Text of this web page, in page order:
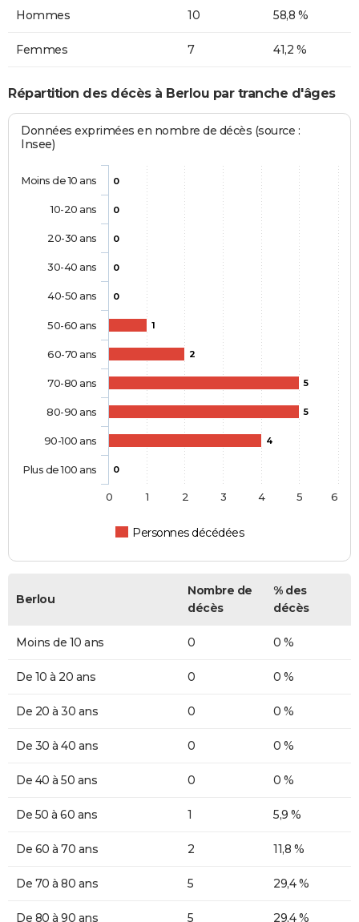
Hommes 10 58,8 %
Femmes 7 41,2 %
Répartition des décès à Berlou par tranche d'âges
Données exprimées en nombre de décès (source :
Insee)
0
0
0
0
0
1
2
5
5
4
0
Personnes décédées
Moins de 10 ans
10-20 ans
20-30 ans
30-40 ans
40-50 ans
50-60 ans
60-70 ans
70-80 ans
80-90 ans
90-100 ans
Plus de 100 ans
0 1 2 3 4 5 6
Berlou
Nombre de
décès
% des
décès
Moins de 10 ans 0 0 %
De 10 à 20 ans 0 0 %
De 20 à 30 ans 0 0 %
De 30 à 40 ans 0 0 %
De 40 à 50 ans 0 0 %
De 50 à 60 ans 1 5,9 %
De 60 à 70 ans 2 11,8 %
De 70 à 80 ans 5 29,4 %
De 80 à 90 ans 5 29,4 %